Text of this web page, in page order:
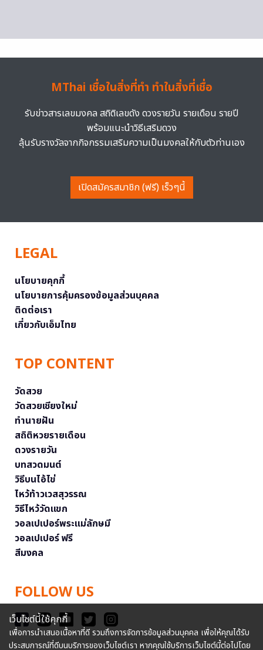
MThai เชื่อในสิ่งที่ทำ ทำในสิ่งที่เชื่อ
รับข่าวสารเลขมงคล สถิติเลขดัง ดวงรายวัน รายเดือน รายปี
พร้อมแนะนำวิธีเสริมดวง
ลุ้นรับรางวัลจากกิจกรรมเสริมความเป็นมงคลให้กับตัวท่านเอง
เปิดสมัครสมาชิก (ฟรี) เร็วๆนี้
LEGAL
นโยบายคุกกี้
นโยบายการคุ้มครองข้อมูลส่วนบุคคล
ติดต่อเรา
เกี่ยวกับเอ็มไทย
TOP CONTENT
วัดสวย
วัดสวยเชียงใหม่
ทำนายฝัน
สถิติหวยรายเดือน
ดวงรายวัน
บทสวดมนต์
วิธีบนไอ้ไข่
ไหว้ท้าวเวสสุวรรณ
วิธีไหว้วัดแขก
วอลเปเปอร์พระแม่ลักษมี
วอลเปเปอร์ ฟรี
สีมงคล
FOLLOW US
เว็บไซต์นี้ใช้คุกกี้
เพื่อการนำเสนอเนื้อหาที่ดี รวมถึงการจัดการข้อมูลส่วนบุคคล เพื่อให้คุณได้รับ
ประสบการณ์ที่ดีบนบริการของเว็บไซต์เรา หากคุณใช้บริการเว็บไซต์นี้ต่อไปโดย